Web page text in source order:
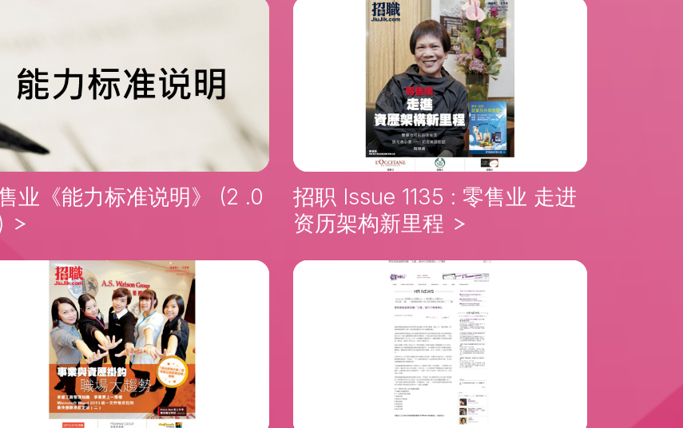
业《能力标准说明》 (2 .0
招职 Issue 1135 : 零售业 走进
资历架构新里程